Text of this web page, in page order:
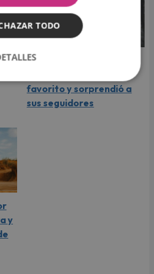
Laura Pausini reveló cuál
favorito y sorprendió a
sus seguidores
y
TODO